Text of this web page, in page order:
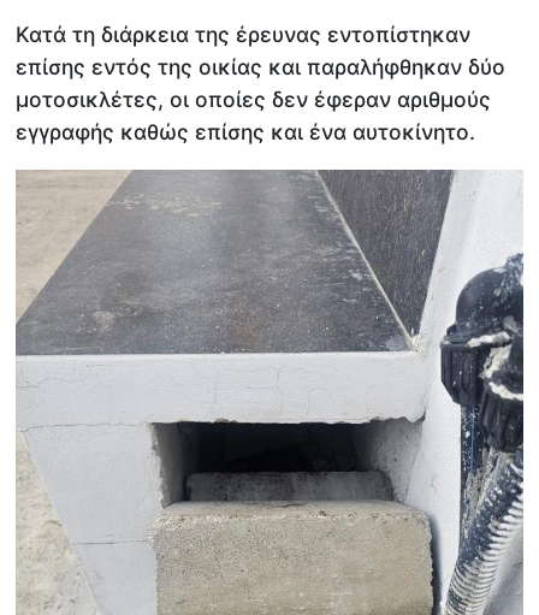
Κατά τη διάρκεια της έρευνας εντοπίστηκαν
επίσης εντός της οικίας και παραλήφθηκαν δύο
μοτοσικλέτες, οι οποίες δεν έφεραν αριθμούς
εγγραφής καθώς επίσης και ένα αυτοκίνητο.